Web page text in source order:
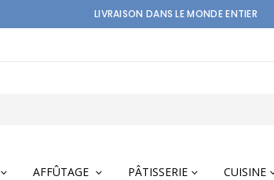
LIVRAISON DANS LE MONDE ENTIER
AFFÛTAGE PÂTISSERIE CUISINE